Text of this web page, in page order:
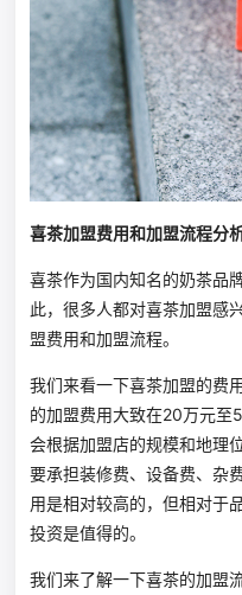
喜茶加盟费用和加盟流程分
喜茶作为国内知名的奶茶品
此，很多人都对喜茶加盟感
盟费用和加盟流程。
我们来看一下喜茶加盟的费
的加盟费用大致在20万元至
会根据加盟店的规模和地理
要承担装修费、设备费、杂
用是相对较高的，但相对于
投资是值得的。
我们来了解一下喜茶的加盟